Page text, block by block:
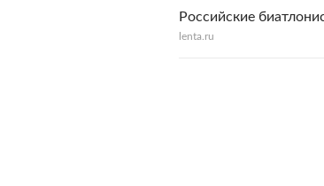
Российские
lenta.ru